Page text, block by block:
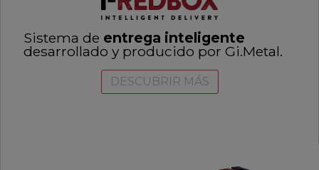
Sistema de entrega inteligente
desarrollado y producido por Gi.Metal.
DESCUBRIR MÁS